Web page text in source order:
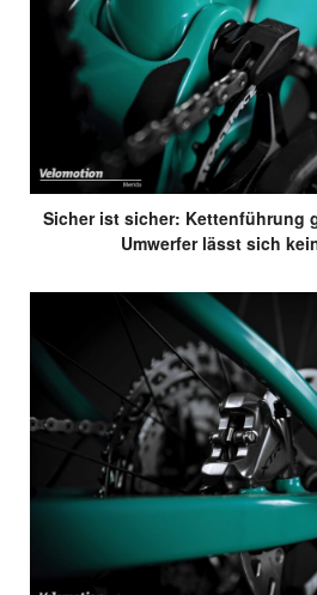
Sicher ist sicher: Kettenführung
Umwerfer lässt sich